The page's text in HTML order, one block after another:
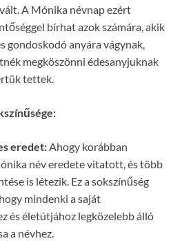
A Mónika névnap ezért
bírhat azok számára, akik
gondoskodó anyára vágynak,
megköszönni édesanyjuknak
tettek.
eredet:Ahogy korábban
név eredete vitatott, és több
is létezik. Ez a sokszínűség
mindenki a saját
és életútjához legközelebb álló
a névhez.